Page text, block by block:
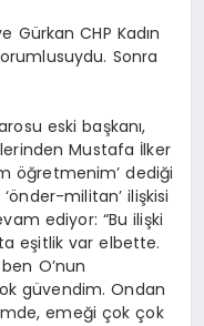
Gürkan CHP Kadın
Sonra
eski başkanı,
Mustafa İlker
öğretmenim’ dediği
militan’ ilişkisi
ediyor: “Bu ilişki
eşitlik var elbette.
O’nun
güvendim. Ondan
emeği çok çok